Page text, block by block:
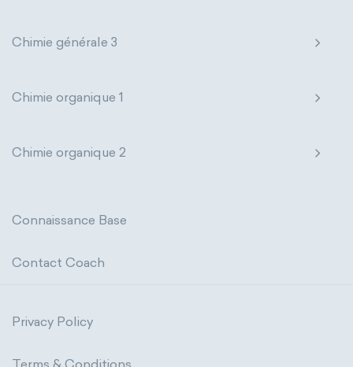
Chimie générale 3
Chimie organique 1
Chimie organique 2
Connaissance Base
Contact Coach
Privacy Policy